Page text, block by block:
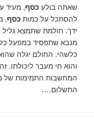
שאתה בולעכסף, מעיד
להסתכל על כמותכסף,
ידך. חולמת שתמצא
מנבא שתפסיד במפעל
כלשהי. החולם יגלה
והוא חי מעבר ליכולתו.
המחשבות התמימות של
התשלום….